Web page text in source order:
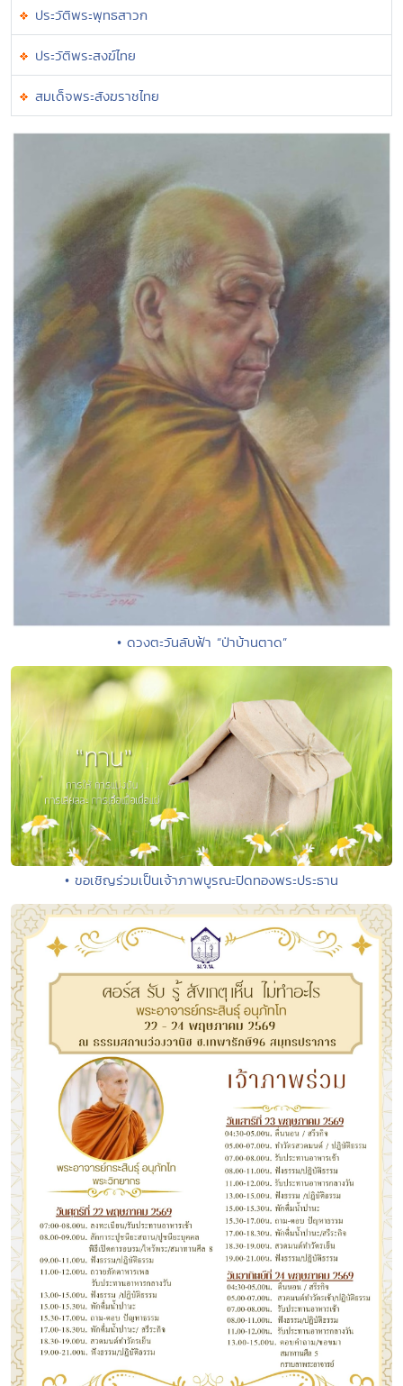
ประวัติพระพุทธสาวก
ประวัติพระสงฆ์ไทย
สมเด็จพระสังฆราชไทย
• ดวงตะวันลับฟ้า “ป่าบ้านตาด”
• ขอเชิญร่วมเป็นเจ้าภาพบูรณะปิดทองพระประธาน